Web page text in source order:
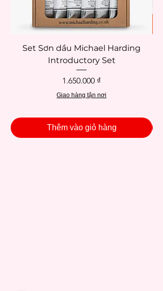
Set Sơn dầu Michael Harding
Introductory Set
Giá
1.650.000 ₫
Giao hàng tận nơi
Thêm vào giỏ hàng